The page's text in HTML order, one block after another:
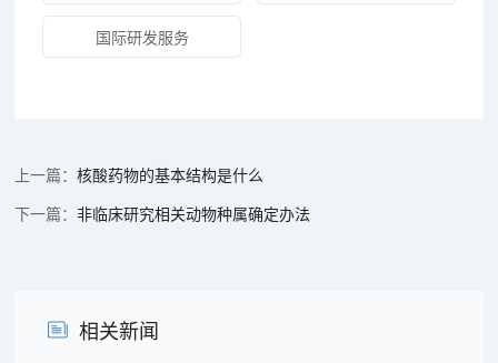
国际研发服务
核酸药物的基本结构是什么
非临床研究相关动物种属确定办法
相关新闻